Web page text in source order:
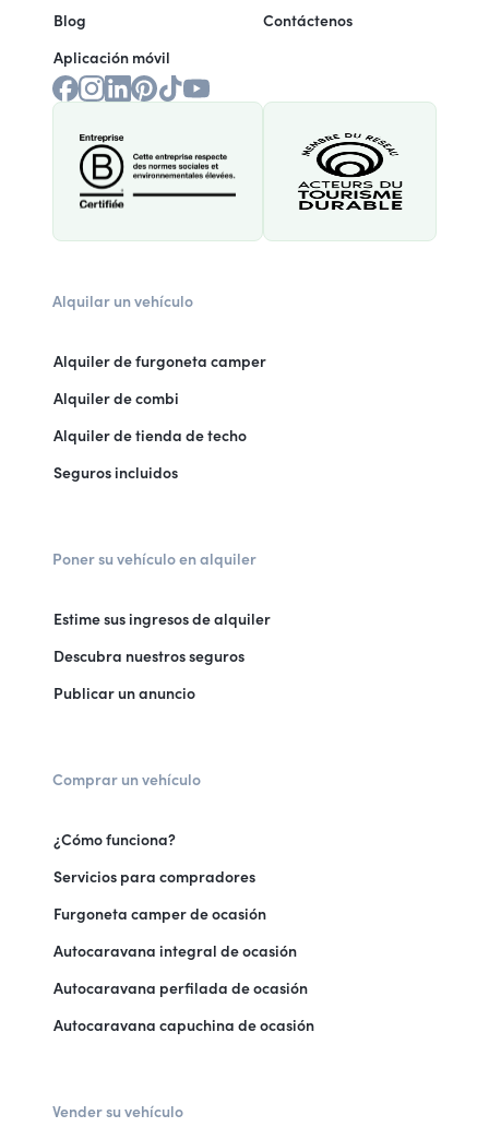
Blog
Aplicación móvil
Contáctenos
Alquilar un vehículo
Alquiler de furgoneta camper
Alquiler de combi
Alquiler de tienda de techo
Seguros incluidos
Poner su vehículo en alquiler
Estime sus ingresos de alquiler
Descubra nuestros seguros
Publicar un anuncio
Comprar un vehículo
¿Cómo funciona?
Servicios para compradores
Furgoneta camper de ocasión
Autocaravana integral de ocasión
Autocaravana perfilada de ocasión
Autocaravana capuchina de ocasión
Vender su vehículo